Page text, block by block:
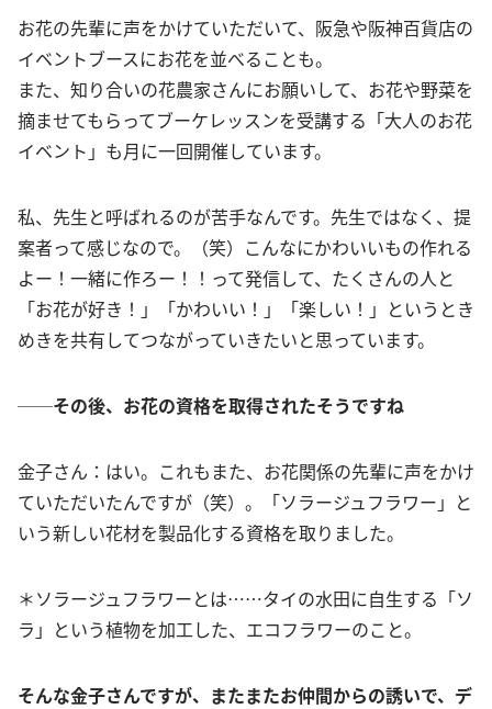
お花の先輩に声をかけていただいて、阪急や阪神百貨店の
イベントブースにお花を並べることも。
また、知り合いの花農家さんにお願いして、お花や野菜を
摘ませてもらってブーケレッスンを受講する「大人のお花
イベント」も月に一回開催しています。
私、先生と呼ばれるのが苦手なんです。先生ではなく、提
案者って感じなので。（笑）こんなにかわいいもの作れる
よー！一緒に作ろー！！って発信して、たくさんの人と
「お花が好き！」「かわいい！」「楽しい！」というとき
めきを共有してつながっていきたいと思っています。
──その後、お花の資格を取得されたそうですね
金子さん：はい。これもまた、お花関係の先輩に声をかけ
ていただいたんですが（笑）。「ソラージュフラワー」と
いう新しい花材を製品化する資格を取りました。
＊ソラージュフラワーとは……タイの水田に自生する「ソ
ラ」という植物を加工した、エコフラワーのこと。
そんな金子さんですが、またまたお仲間からの誘いで、デ